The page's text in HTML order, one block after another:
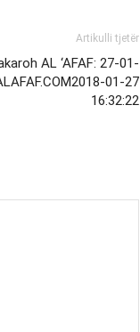
Artikulli tjetër
AL ‘AFAF: 27-01-
01-27
16:32:22